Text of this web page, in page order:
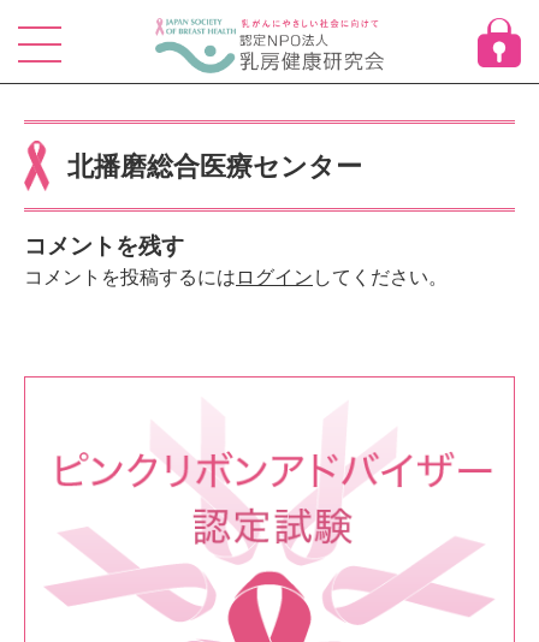
北播磨総合医療センター
コメントを残す
コメントを投稿するには ログイン してください。